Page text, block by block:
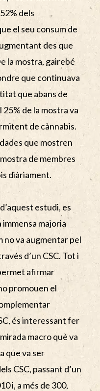
dels
el seu consum de
des que
la mostra, gairebé
que continuava
que abans de
de la mostra va
de cànnabis.
que mostren
de membres
diàriament.
estudi, es
majoria
no va augmentar pel
d’un CSC. Tot i
afirmar
promouen el
és interessant fer
macro què va
que va ser
CSC, passant d’un
i, a més de 300,